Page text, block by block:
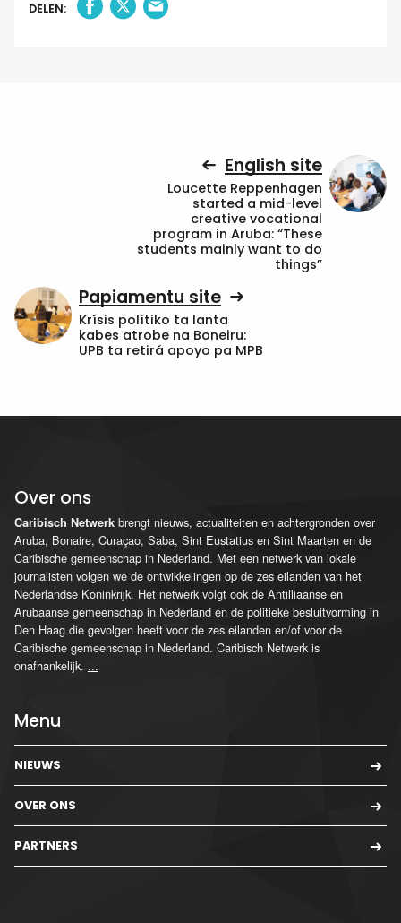
DELEN:
English site
Loucette Reppenhagen
started a mid-level
creative vocational
program in Aruba: “These
students mainly want to do
things”
Papiamentu site
Krísis polítiko ta lanta
kabes atrobe na Boneiru:
UPB ta retirá apoyo pa MPB
Over ons
Caribisch Netwerk brengt nieuws, actualiteiten en achtergronden over
Aruba, Bonaire, Curaçao, Saba, Sint Eustatius en Sint Maarten en de
Caribische gemeenschap in Nederland. Met een netwerk van lokale
journalisten volgen we de ontwikkelingen op de zes eilanden van het
Nederlandse Koninkrijk. Het netwerk volgt ook de Antilliaanse en
Arubaanse gemeenschap in Nederland en de politieke besluitvorming in
Den Haag die gevolgen heeft voor de zes eilanden en/of voor de
Caribische gemeenschap in Nederland. Caribisch Netwerk is
onafhankelijk. ...
Menu
NIEUWS
OVER ONS
PARTNERS